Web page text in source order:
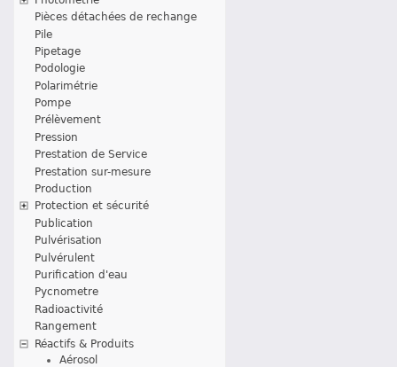
Pièces détachées de rechange
Pile
Pipetage
Podologie
Polarimétrie
Pompe
Prélèvement
Pression
Prestation de Service
Prestation sur-mesure
Production
Protection et sécurité
Publication
Pulvérisation
Pulvérulent
Purification d'eau
Pycnometre
Radioactivité
Rangement
Réactifs & Produits
Aérosol